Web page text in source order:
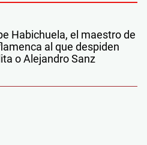
Habichuela, el maestro de
al que despiden
o Alejandro Sanz